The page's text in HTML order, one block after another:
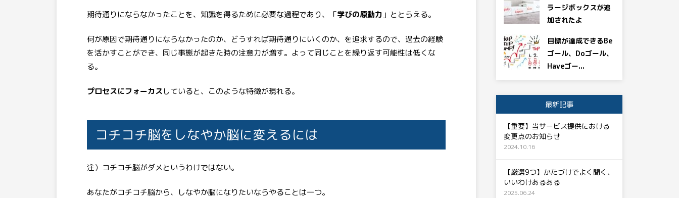
期待通りにならなかったことを、知識を得るために必要な過程であり、「学びの原動力 」ととらえる。
何が原因で期待通りにならなかったのか、どうすれば期待通りにいくのか、を追求するので、過去の経験
を活かすことができ、同じ事態が起きた時の注意力が増す。よって同じことを繰り返す可能性は低くな
る。
プロセスにフォーカスしていると、このような特徴が現れる。
コチコチ脳をしなやか脳に変えるには
注）コチコチ脳がダメというわけではない。
あなたがコチコチ脳から、しなやか脳になりたいならやることは一つ。
ラージボックスが追
加されたよ
目標が達成できるBe
ゴール、Doゴール、
Haveゴー...
最新記事
【重要】当サービス提供における
変更点のお知らせ
2024.10.16
【厳選9つ】かたづけでよく聞く、
いいわけあるある
2025.06.24